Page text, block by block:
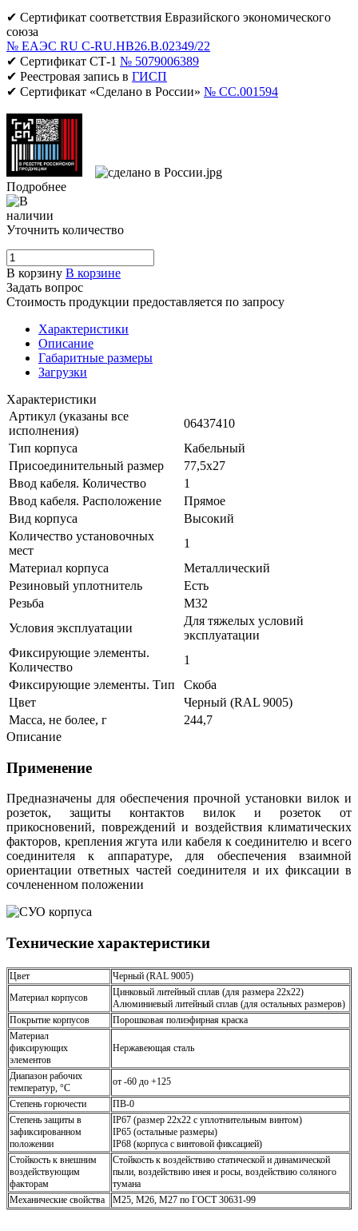
✔ Сертификат соответствия Евразийского экономического
союза
№ ЕАЭС RU C-RU.НВ26.В.02349/22
✔ Сертификат СТ-1 № 5079006389
✔ Реестровая запись в ГИСП
✔ Сертификат «Сделано в России» № CC.001594
Подробнее
Уточнить количество
В корзину В корзине
Задать вопрос
Стоимость продукции предоставляется по запросу
Характеристики
Описание
Габаритные размеры
Загрузки
Характеристики
Артикул (указаны все
исполнения)
06437410
Тип корпуса
Кабельный
Присоединительный размер
77,5х27
Ввод кабеля. Количество
1
Ввод кабеля. Расположение
Прямое
Вид корпуса
Высокий
Количество установочных
мест
1
Материал корпуса
Металлический
Резиновый уплотнитель
Есть
Резьба
М32
Условия эксплуатации
Для тяжелых условий
эксплуатации
Фиксирующие элементы.
Количество
1
Фиксирующие элементы. Тип
Скоба
Цвет
Черный (RAL 9005)
Масса, не более, г
244,7
Описание
Применение
Предназначены для обеспечения прочной установки вилок и
розеток, защиты контактов вилок и розеток от
прикосновений, повреждений и воздействия климатических
факторов, крепления жгута или кабеля к соединителю и всего
соединителя к аппаратуре, для обеспечения взаимной
ориентации ответных частей соединителя и их фиксации в
сочлененном положении
Технические характеристики
Цвет
Черный (RAL 9005)
Материал корпусов
Цинковый литейный сплав (для размера 22х22)
Алюминиевый литейный сплав (для остальных размеров)
Покрытие корпусов
Порошковая полиэфирная краска
Материал
фиксирующих
элементов
Нержавеющая сталь
Диапазон рабочих
температур, °С
от -60 до +125
Степень горючести
ПВ-0
Степень защиты в
зафиксированном
положении
IP67 (размер 22х22 с уплотнительным винтом)
IP65 (остальные размеры)
IP68 (корпуса с винтовой фиксацией)
Стойкость к внешним
воздействующим
факторам
Стойкость к воздействию статической и динамической
пыли, воздействию инея и росы, воздействию соляного
тумана
Механические свойства
М25, М26, М27 по ГОСТ 30631-99